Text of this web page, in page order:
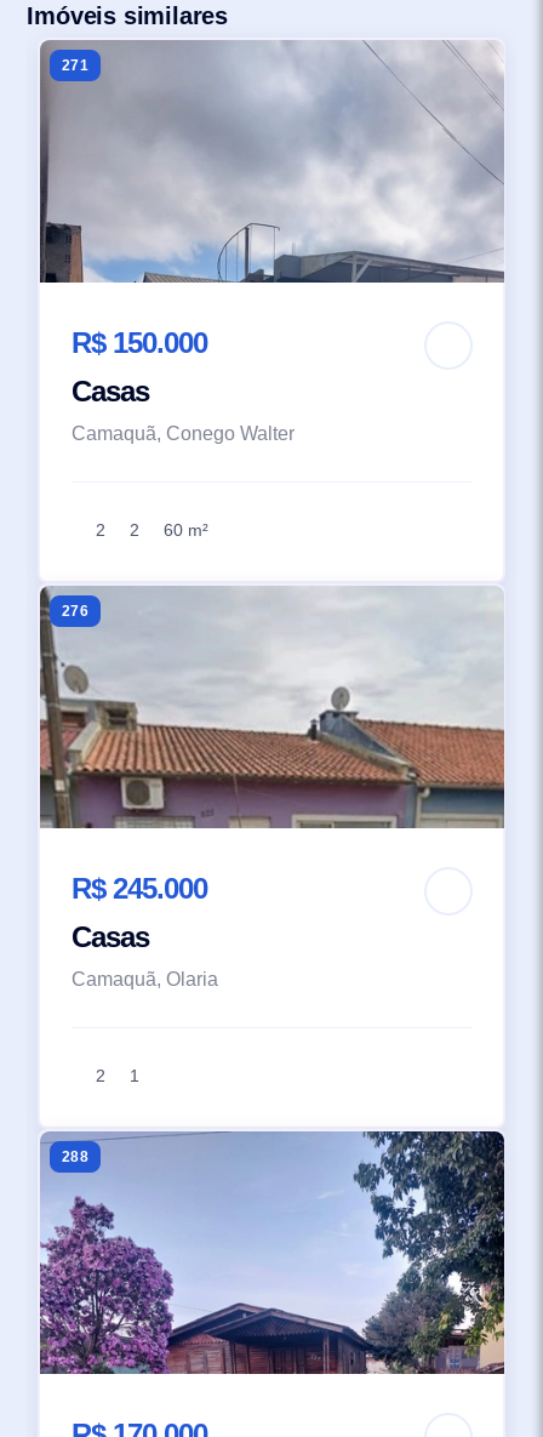
Imóveis similares
271
R$ 150.000
Casas
Camaquã, Conego Walter
2 2 60 m²
276
R$ 245.000
Casas
Camaquã, Olaria
2 1
288